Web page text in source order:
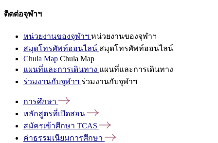
ติดต่อจุฬาฯ
หน่วยงานของจุฬาฯ หน่วยงานของจุฬาฯ
สมุดโทรศัพท์ออนไลน์ สมุดโทรศัพท์ออนไลน์
Chula Map Chula Map
แผนที่และการเดินทาง แผนที่และการเดินทาง
ร่วมงานกับจุฬาฯ ร่วมงานกับจุฬาฯ
การศึกษา
หลักสูตรที่เปิดสอน
สมัครเข้าศึกษา TCAS
ค่าธรรมเนียมการศึกษา